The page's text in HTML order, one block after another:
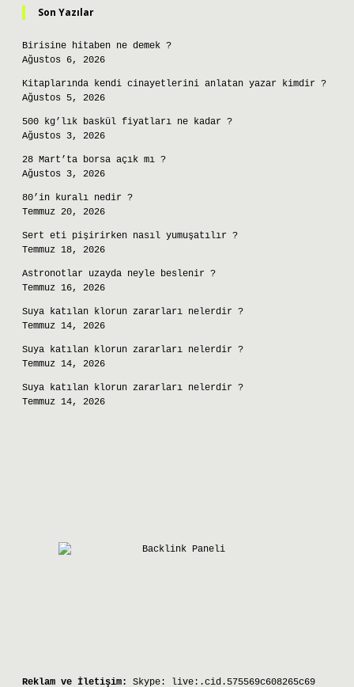
Son Yazılar
Birisine hitaben ne demek ?
Ağustos 6, 2026
Kitaplarında kendi cinayetlerini anlatan yazar kimdir ?
Ağustos 5, 2026
500 kg’lık baskül fiyatları ne kadar ?
Ağustos 3, 2026
28 Mart’ta borsa açık mı ?
Ağustos 3, 2026
80’in kuralı nedir ?
Temmuz 20, 2026
Sert eti pişirirken nasıl yumuşatılır ?
Temmuz 18, 2026
Astronotlar uzayda neyle beslenir ?
Temmuz 16, 2026
Suya katılan klorun zararları nelerdir ?
Temmuz 14, 2026
Suya katılan klorun zararları nelerdir ?
Temmuz 14, 2026
Suya katılan klorun zararları nelerdir ?
Temmuz 14, 2026
Reklam ve İletişim: Skype: live:.cid.575569c608265c69